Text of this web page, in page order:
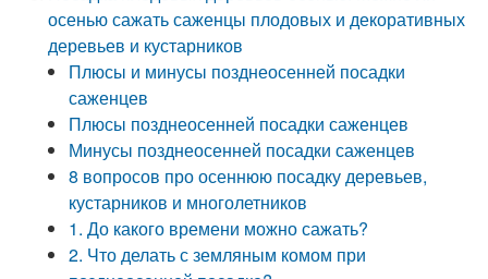
осенью сажать саженцы плодовых и декоративных
деревьев и кустарников
Плюсы и минусы позднеосенней посадки
саженцев
Плюсы позднеосенней посадки саженцев
Минусы позднеосенней посадки саженцев
8 вопросов про осеннюю посадку деревьев,
кустарников и многолетников
1. До какого времени можно сажать?
2. Что делать с земляным комом при